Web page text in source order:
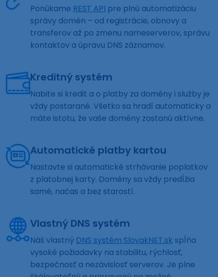
Ponúkame REST API pre plnú automatizáciu
správy domén – od registrácie, obnovy a
transferov až po zmenu nameserverov, správu
kontaktov a úpravu DNS záznamov.
Kreditný systém
Nabite si kredit a o platby za domény i služby je
vždy postarané. Všetko sa hradí automaticky a
máte istotu, že vaše domény zostanú aktívne.
Automatické platby kartou
Nastavte si automatické strhávanie poplatkov
z platobnej karty. Domény sa vždy predĺžia
samé, načas a bez starostí.
Vlastný DNS systém
Náš vlastný DNS systém SlovakNET.sk spĺňa
vysoké požiadavky na stabilitu, rýchlosť,
bezpečnosť a nezávislosť serverov. Je plne